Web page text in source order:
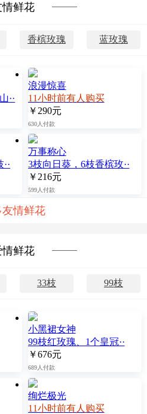
情鲜花
香槟玫瑰 蓝玫瑰
··
浪漫惊喜
11小时前有人购买
￥290元
630人付款
万事称心
3枝向日葵，6枝香槟玫··
￥216元
599人付款
友情鲜花
情鲜花
33枝 99枝
小黑裙女神
99枝红玫瑰、1个皇冠··
￥676元
689人付款
绚烂极光
11小时前有人购买